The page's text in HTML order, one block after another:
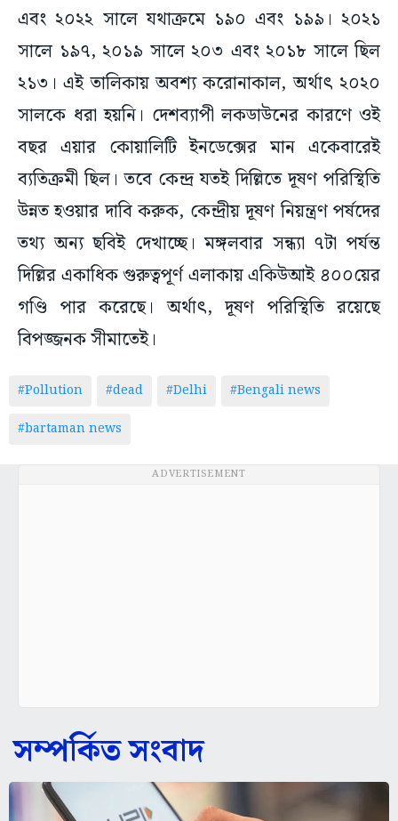
এবং ২০২২ সালে যথাক্রমে ১৯০ এবং ১৯৯। ২০২১
সালে ১৯৭, ২০১৯ সালে ২০৩ এবং ২০১৮ সালে ছিল
২১৩। এই তালিকায় অবশ্য করোনাকাল, অর্থাৎ ২০২০
সালকে ধরা হয়নি। দেশব্যাপী লকডাউনের কারণে ওই
বছর এয়ার কোয়ালিটি ইনডেক্সের মান একেবারেই
ব্যতিক্রমী ছিল। তবে কেন্দ্র যতই দিল্লিতে দূষণ পরিস্থিতি
উন্নত হওয়ার দাবি করুক, কেন্দ্রীয় দূষণ নিয়ন্ত্রণ পর্ষদের
তথ্য অন্য ছবিই দেখাচ্ছে। মঙ্গলবার সন্ধ্যা ৭টা পর্যন্ত
দিল্লির একাধিক গুরুত্বপূর্ণ এলাকায় একিউআই ৪০০য়ের
গণ্ডি পার করেছে। অর্থাৎ, দূষণ পরিস্থিতি রয়েছে
বিপজ্জনক সীমাতেই।
#Pollution #dead #Delhi
#Bengali news
#bartaman news
ADVERTISEMENT
সম্পর্কিত সংবাদ